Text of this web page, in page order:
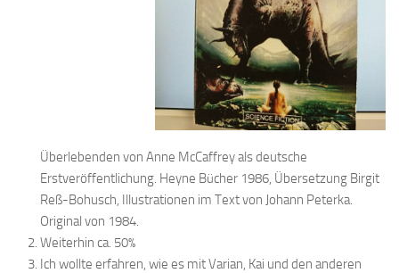
Überlebenden von Anne McCaffrey als deutsche
Erstveröffentlichung. Heyne Bücher 1986, Übersetzung Birgit
Reß-Bohusch, Illustrationen im Text von Johann Peterka.
Original von 1984.
Weiterhin ca. 50%
Ich wollte erfahren, wie es mit Varian, Kai und den anderen